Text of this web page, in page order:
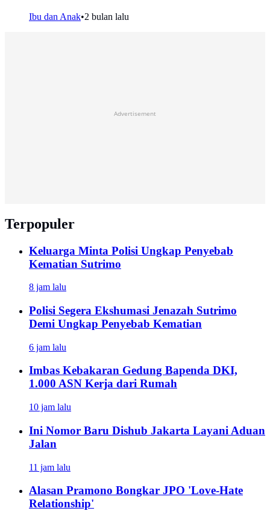
Ibu dan Anak•2 bulan lalu
Advertisement
Terpopuler
Keluarga Minta Polisi Ungkap Penyebab
Kematian Sutrimo
8 jam lalu
Polisi Segera Ekshumasi Jenazah Sutrimo
Demi Ungkap Penyebab Kematian
6 jam lalu
Imbas Kebakaran Gedung Bapenda DKI,
1.000 ASN Kerja dari Rumah
10 jam lalu
Ini Nomor Baru Dishub Jakarta Layani Aduan
Jalan
11 jam lalu
Alasan Pramono Bongkar JPO 'Love-Hate
Relationship'